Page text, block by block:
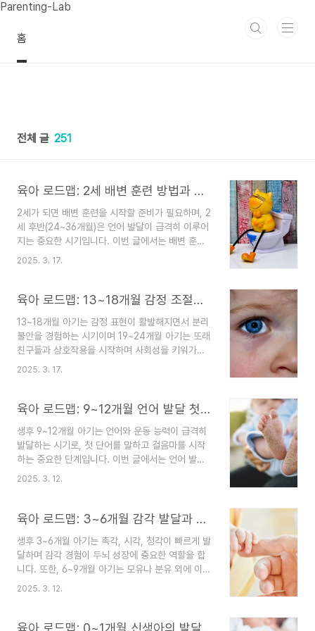
본문 바로가기
Parenting-Lab
홈
전체 글 251
육아 로드맵: 2세 배변 훈련 방법과 시행 시기 & 2세 후반 말문 트이기 – 언어 발달 촉진 놀이법
2세가 되면 배변 훈련을 시작할 준비가 필요하며, 2
세 후반(24~36개월)은 언어 발달이 급격히 이루어
지는 중요한 시기입니다. 이번 글에서는 배변 훈련
을 언제, 어떻게 시작해야 하는지, 성공적인 훈련법
가 어떻게 대화해야 하는지, 언어 발달을 촉진하는
니다. 아이가 자연스럽게 기저귀를 졸업하고 변기에
익숙해지며, 부모와의 소통이 활발해질 수 있도록
실천 가능한 효과적인 방법을 확인해 보세요!📌 블
로그 소개글육아는 감이 아닌 과학이
요, 15년 경력의 육아 전..
2025. 3. 17.
육아 로드맵: 13~18개월 감정 조절과 분리불안 극복하기 & 19~24개월 또래 관계과 사회성 발달
13~18개월 아기는 감정 표현이 활발해지면서 분리
불안을 경험하는 시기이며 19~24개월 아기는 또래
친구들과 상호작용을 시작하며 사회성을 키워가는
단계에 접어듭니다. 이번 글에서는 아이의 감정 조
응하는 방법을 소개할 예정입니다. 또한, 아이가 자
있도록 부모가 도울 수 있는 방법과 실천 가능한 팁
을 살펴보겠습니다. 안정적인 정서 발달과 건강한
사회성 형성을 위한 실용적인 가이드를 확인해 보세
요. 📌 블로그 소개글육아는 감이 아닌 과학이다!
경력의 ..
2025. 3. 17.
육아 로드맵: 9~12개월 언어 발달 첫 단어 이끌어내기 & 12개월 첫 걸음마!운동 발달과 균형 감각
생후 9~12개월 아기는 언어와 운동 능력이 급격히
발달하는 시기로, 첫 단어를 말하고 걸음마를 시작
하는 중요한 단계입니다. 이번 글에서는 언어 발달
을 촉진하는 대화법, 말문 트이기 놀이법, 언어 지연
법, 걸음마가 늦을 때 점검해야 할 사항도 다룹니다.
법과 아이의 균형 감각 및 하체 근력을 강화하는 효
과적인 운동법을 확인해 보세요!📌 블로그 소개글육
아는 감이 아닌 과학이다! Parenting-Lab은 과학
과 데이터를 기반으로 체계적인 육아 가이드를 제공
2025. 3. 12.
육아 로드맵: 3~6개월 감각 발달과 촉각 놀이 & 6~9개월 이유식 시작! 영양과 식습관
생후 3~6개월 아기는 촉각, 시각, 청각이 빠르게 발
달하며 감각 경험이 두뇌 성장에 중요한 역할을 합
니다. 또한, 6~9개월 아기는 모유나 분유 외에 이유
식을 시작하는 시기로, 올바른 이유식 도입과 단계
법을 소개하며, 부모가 쉽게 따라 할 수 있는 감각
2025. 3. 12.